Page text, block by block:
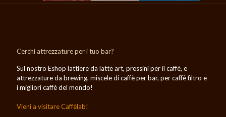
Cerchi attrezzature per i tuo bar?
Sul nostro Eshop lattiere da latte art, pressini per il caffè, e
attrezzature da brewing, miscele di caffè per bar, per caffè filtro e
i migliori caffè del mondo!
Vieni a visitare Caffèlab!